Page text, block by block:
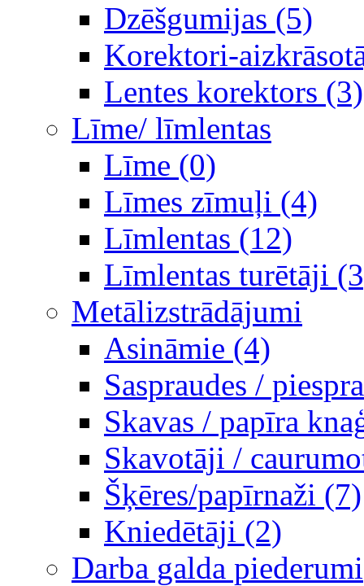
Dzēšgumijas (5)
Korektori-
Lentes korektors (3)
Līme/ līmlentas
Līme (0)
Līmes zīmuļi (4)
Līmlentas (12)
Līmlentas turētāji
Metālizstrādājumi
Asināmie (4)
Saspraudes /
Skavas / papīra
Skavotāji /
Šķēres/papīrnaži (7)
Kniedētāji (2)
Darba galda piederumi